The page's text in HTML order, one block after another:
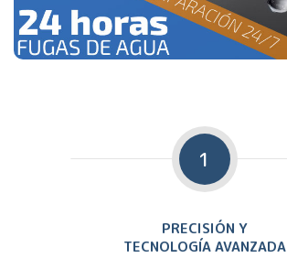
1
PRECISIÓN Y
TECNOLOGÍA AVANZADA